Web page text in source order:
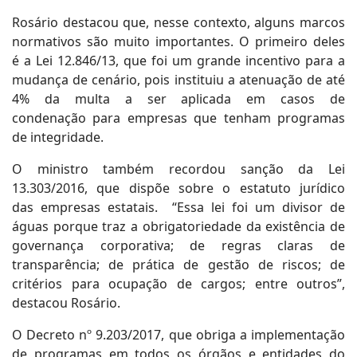
Rosário destacou que, nesse contexto, alguns marcos
normativos são muito importantes. O primeiro deles
é a Lei 12.846/13, que foi um grande incentivo para a
mudança de cenário, pois instituiu a atenuação de até
4% da multa a ser aplicada em casos de
condenação para empresas que tenham programas
de integridade.
O ministro também recordou sanção da Lei
13.303/2016, que dispõe sobre o estatuto jurídico
das empresas estatais. “Essa lei foi um divisor de
águas porque traz a obrigatoriedade da existência de
governança corporativa; de regras claras de
transparência; de prática de gestão de riscos; de
critérios para ocupação de cargos; entre outros”,
destacou Rosário.
O Decreto nº 9.203/2017, que obriga a implementação